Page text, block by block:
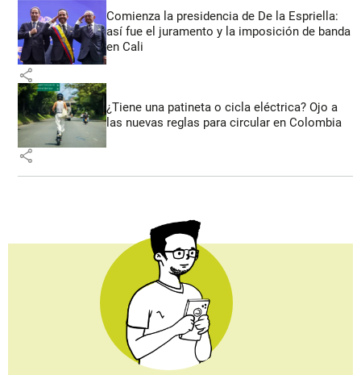
Comienza la presidencia de De la Espriella:
así fue el juramento y la imposición de banda
en Cali
share
¿Tiene una patineta o cicla eléctrica? Ojo a
las nuevas reglas para circular en Colombia
share